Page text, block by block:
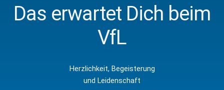
Das erwartet Dich beim
VfL
Herzlichkeit, Begeisterung
und Leidenschaft